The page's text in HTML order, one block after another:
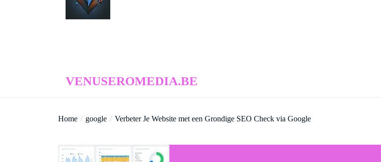
venuseromedia.be
VENUSEROMEDIA.BE
Home google Verbeter Je Website met een Grondige SEO Check via Google